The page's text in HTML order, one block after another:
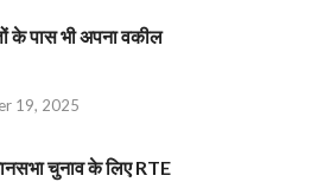
के पास भी अपना वकील
19, 2025
चुनाव के लिए RTE